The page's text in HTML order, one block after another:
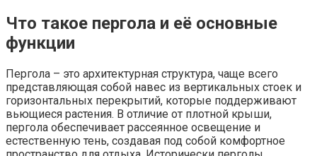
Что такое пергола и её основные
функции
Пергола – это архитектурная структура, чаще всего
представляющая собой навес из вертикальных стоек и
горизонтальных перекрытий, которые поддерживают
вьющиеся растения. В отличие от плотной крыши,
пергола обеспечивает рассеянное освещение и
естественную тень, создавая под собой комфортное